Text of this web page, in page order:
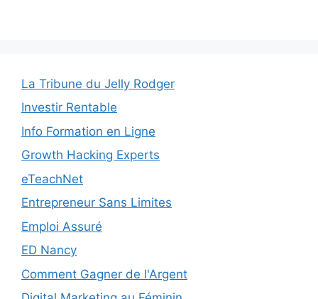
La Tribune du Jelly Rodger
Investir Rentable
Info Formation en Ligne
Growth Hacking Experts
eTeachNet
Entrepreneur Sans Limites
Emploi Assuré
ED Nancy
Comment Gagner de l'Argent